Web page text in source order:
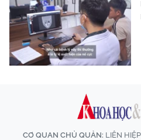
CƠ QUAN CHỦ QUẢN: LIÊN